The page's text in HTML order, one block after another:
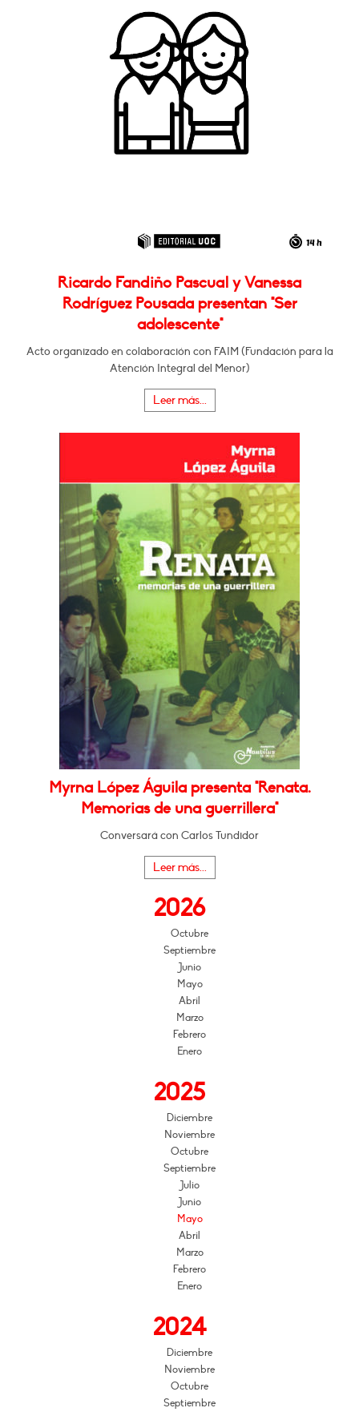
Ricardo Fandiño Pascual y Vanessa
Rodríguez Pousada presentan "Ser
adolescente"
Acto organizado en colaboración con FAIM (Fundación para la
Atención Integral del Menor)
Leer más...
Myrna López Águila presenta "Renata.
Memorias de una guerrillera"
Conversará con Carlos Tundidor
Leer más...
2026
Octubre
Septiembre
Junio
Mayo
Abril
Marzo
Febrero
Enero
2025
Diciembre
Noviembre
Octubre
Septiembre
Julio
Junio
Mayo
Abril
Marzo
Febrero
Enero
2024
Diciembre
Noviembre
Octubre
Septiembre